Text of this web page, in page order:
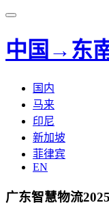
中国→东
国内
马来
印尼
新加坡
菲律宾
EN
广东智慧物流